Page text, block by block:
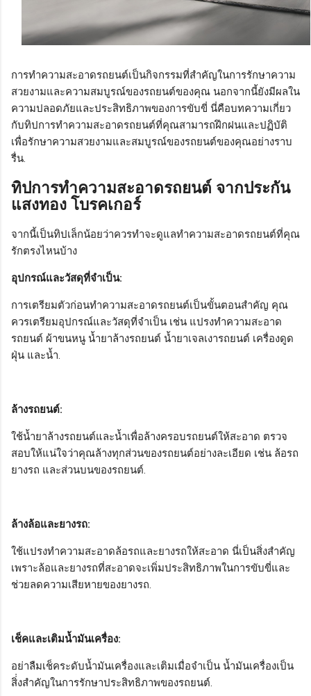
การทำความสะอาดรถยนต์เป็นกิจกรรมที่สำคัญในการรักษาความ
สวยงามและความสมบูรณ์ของรถยนต์ของคุณ นอกจากนี้ยังมีผลใน
ความปลอดภัยและประสิทธิภาพของการขับขี่ นี่คือบทความเกี่ยว
กับทิปการทำความสะอาดรถยนต์ที่คุณสามารถฝึกฝนและปฏิบัติ
เพื่อรักษาความสวยงามและสมบูรณ์ของรถยนต์ของคุณอย่างราบ
รื่น.
ทิปการทำความสะอาดรถยนต์ จากประกัน
แสงทอง โบรคเกอร์
จากนี้เป็นทิปเล็กน้อยว่าควรทำจะดูแลทำความสะอาดรถยนต์ที่คุณ
รักตรงไหนบ้าง
อุปกรณ์และวัสดุที่จำเป็น:
การเตรียมตัวก่อนทำความสะอาดรถยนต์เป็นขั้นตอนสำคัญ คุณ
ควรเตรียมอุปกรณ์และวัสดุที่จำเป็น เช่น แปรงทำความสะอาด
รถยนต์ ผ้าขนหนู น้ำยาล้างรถยนต์ น้ำยาเจลเงารถยนต์ เครื่องดูด
ฝุ่น และน้ำ.
ล้างรถยนต์:
ใช้น้ำยาล้างรถยนต์และน้ำเพื่อล้างครอบรถยนต์ให้สะอาด ตรวจ
สอบให้แน่ใจว่าคุณล้างทุกส่วนของรถยนต์อย่างละเอียด เช่น ล้อรถ
ยางรถ และส่วนบนของรถยนต์.
ล้างล้อและยางรถ:
ใช้แปรงทำความสะอาดล้อรถและยางรถให้สะอาด นี่เป็นสิ่งสำคัญ
เพราะล้อและยางรถที่สะอาดจะเพิ่มประสิทธิภาพในการขับขี่และ
ช่วยลดความเสียหายของยางรถ.
เช็คและเติมน้ำมันเครื่อง:
อย่าลืมเช็คระดับน้ำมันเครื่องและเติมเมื่อจำเป็น น้ำมันเครื่องเป็น
สิ่่งสำคัญในการรักษาประสิทธิภาพของรถยนต์.